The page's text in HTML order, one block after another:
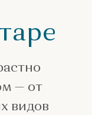
— от
видов